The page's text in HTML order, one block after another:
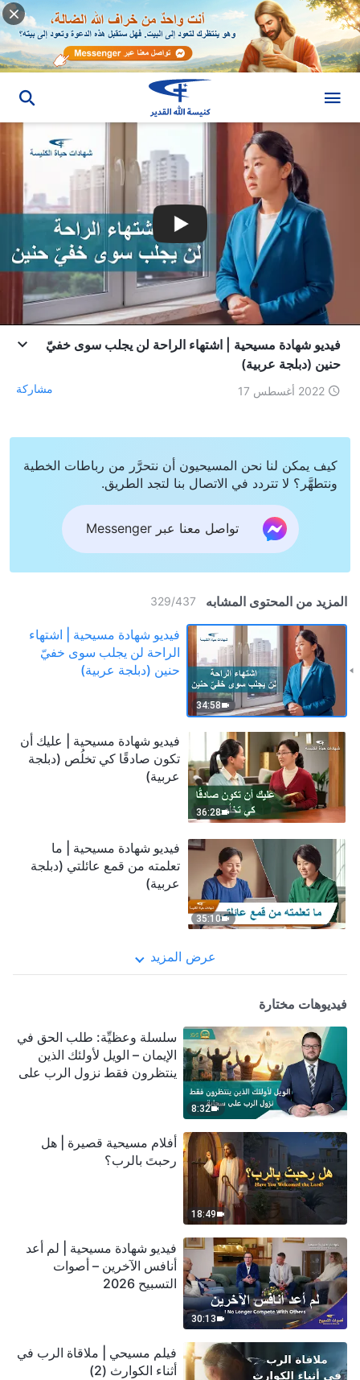
فيديو شهادة مسيحية | اشتهاء الراحة لن يجلب سوى خفيّ
حنين (دبلجة عربية)
2022 أغسطس 17 مشاركة
كيف يمكن لنا نحن المسيحيون أن نتحرَّر من رباطات الخطية
ونتطهَّر؟ لا تتردد في الاتصال بنا لتجد الطريق.
تواصل معنا عبر Messenger
المزيد من المحتوى المشابه 329/437
34:58
فيديو شهادة مسيحية | اشتهاء
الراحة لن يجلب سوى خفيّ
حنين (دبلجة عربية)
36:28
فيديو شهادة مسيحية | عليك أن
تكون صادقًا كي تخلُص (دبلجة
عربية)
35:10
فيديو شهادة مسيحية | ما
تعلمته من قمع عائلتي (دبلجة
عربية)
عرض المزيد
فيديوهات مختارة
8:32
سلسلة وعظيِّة: طلب الحق في
الإيمان – الويل لأولئك الذين
ينتظرون فقط نزول الرب على
18:49
أفلام مسيحية قصيرة | هل
رحبتَ بالرب؟
30:13
فيديو شهادة مسيحية | لم أعد
أنافس الآخرين – أصوات
التسبيح 2026
فيلم مسيحي | ملاقاة الرب في
أثناء الكوارث (2)